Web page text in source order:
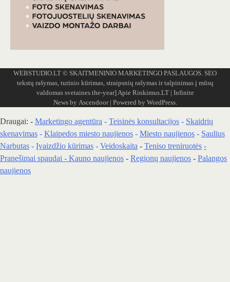
WEBSTUDIO.LT © SKAITMENINIO MARKETINGO PASLAUGOS. SEO
tekstų rašymas, turinio kūrimas, straipsnių rašymas ir talpinimas į mūsų
valdomas svetaines.the-year] Apie Rinkimus.LT| Infinite
News by Ascendoor| Powered by WordPress.
Draugai: - Marketingo agentūra - Teisinės konsultacijos - Skaidrių
skenavimas - Klaipedos miesto naujienos - Miesto naujienos - Saulius
Narbutas - Įvaizdžio kūrimas - Veidoskaita - Teniso treniruotės -
Pranešimai spaudai - Kauno naujienos - Regionų naujienos - Palangos
naujienos